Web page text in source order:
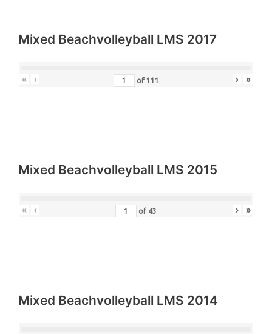
Mixed Beachvolleyball LMS 2017
« ‹ of 111 › »
Mixed Beachvolleyball LMS 2015
« ‹ of 43 › »
Mixed Beachvolleyball LMS 2014